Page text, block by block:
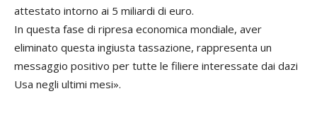
attestato intorno ai 5 miliardi di euro.
In questa fase di ripresa economica mondiale, aver
eliminato questa ingiusta tassazione, rappresenta un
messaggio positivo per tutte le filiere interessate dai dazi
Usa negli ultimi mesi».